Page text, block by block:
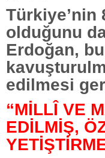
olduğunu
Erdoğan,
edilmesi
“MİLLÎ VE
EDİLMİŞ,